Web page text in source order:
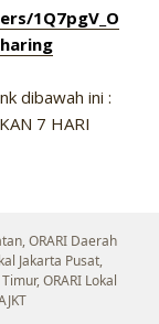
1Q7pgV_O
dibawah ini :
7 HARI
,ORARI Daerah
Jakarta Pusat,
Timur,ORARI Lokal
TAHUN 2022